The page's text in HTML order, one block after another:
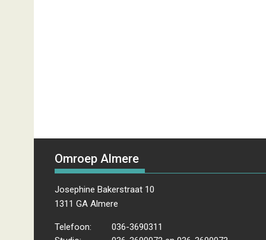
Omroep Almere
Josephine Bakerstraat 10
1311 GA Almere
Telefoon:
036-3690311